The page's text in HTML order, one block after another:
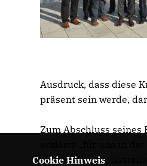
Ausdruck, dass diese
präsent sein werde,
Zum Abschluss
Unsicherheit
Cookie Hinweis